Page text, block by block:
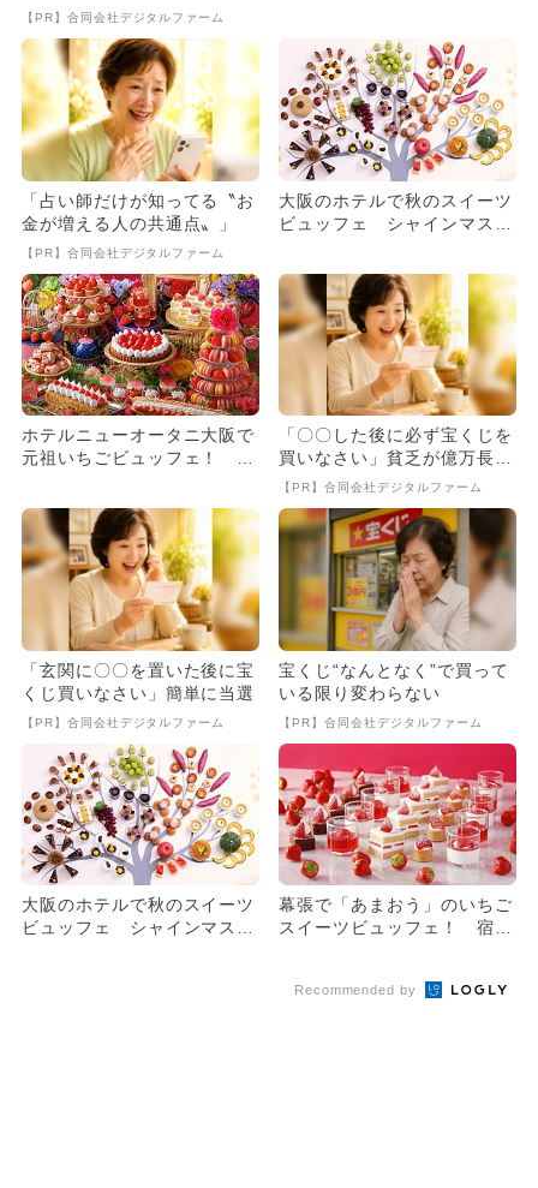
【PR】合同会社デジタルファーム
「占い師だけが知ってる〝お
金が増える人の共通点〟」
【PR】合同会社デジタルファーム
大阪のホテルで秋のスイーツ
ビュッフェ シャインマスカ
ホテルニューオータニ大阪で
元祖いちごビュッフェ！ 予
「〇〇した後に必ず宝くじを
買いなさい」貧乏が億万長者
に
【PR】合同会社デジタルファーム
「玄関に〇〇を置いた後に宝
くじ買いなさい」簡単に当選
【PR】合同会社デジタルファーム
宝くじ“なんとなく”で買って
いる限り変わらない
【PR】合同会社デジタルファーム
大阪のホテルで秋のスイーツ
ビュッフェ シャインマスカ
幕張で「あまおう」のいちご
スイーツビュッフェ！ 宿泊
Recommended by